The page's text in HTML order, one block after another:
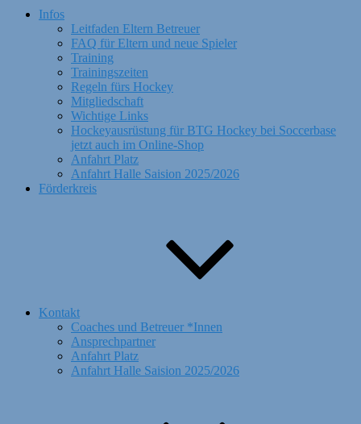
Infos
Leitfaden Eltern Betreuer
FAQ für Eltern und neue Spieler
Training
Trainingszeiten
Regeln fürs Hockey
Mitgliedschaft
Wichtige Links
Hockeyausrüstung für BTG Hockey bei Soccerbase
jetzt auch im Online-Shop
Anfahrt Platz
Anfahrt Halle Saision 2025/2026
Förderkreis
Kontakt
Coaches und Betreuer *Innen
Ansprechpartner
Anfahrt Platz
Anfahrt Halle Saision 2025/2026